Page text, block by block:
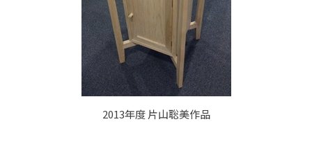
2013年度 片山聡美作品